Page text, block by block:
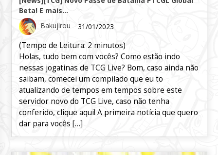
Beta! E mais…
Bakujirou
31/01/2023
(Tempo de Leitura: 2 minutos)
Holas, tudo bem com vocês? Como estão indo
nessas jogatinas de TCG Live? Bom, caso ainda não
saibam, comecei um compilado que eu to
atualizando de tempos em tempos sobre este
servidor novo do TCG Live, caso não tenha
conferido, clique aqui! A primeira notícia que quero
dar para vocês […]